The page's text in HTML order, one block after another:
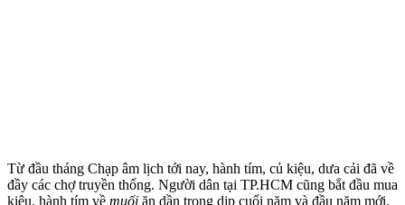
Từ đầu tháng Chạp âm lịch tới nay, hành tím, củ kiệu, dưa cải đã về
đầy các chợ truyền thống. Người dân tại TP.HCM cũng bắt đầu mua
kiệu, hành tím về muối ăn dần trong dịp cuối năm và đầu năm mới.